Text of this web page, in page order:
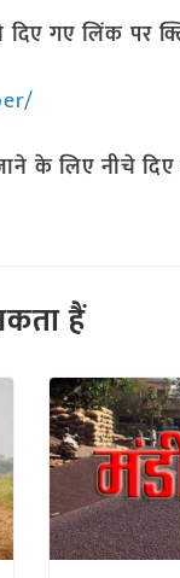
गए लिंक पर
के लिए नीचे
हैं